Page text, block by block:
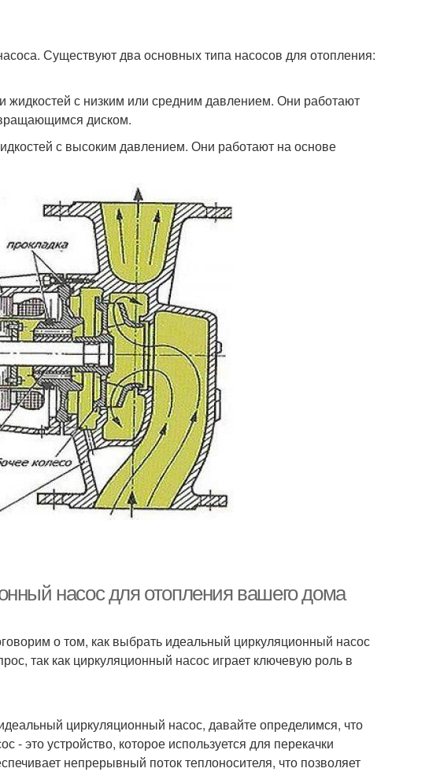
Существуют два основных типа насосов для отопления:
с низким или средним давлением. Они работают
диском.
с высоким давлением. Они работают на основе
насос для отопления вашего дома
о том, как выбрать идеальный циркуляционный насос
так как циркуляционный насос играет ключевую роль в
циркуляционный насос, давайте определимся, что
это устройство, которое используется для перекачки
непрерывный поток теплоносителя, что позволяет